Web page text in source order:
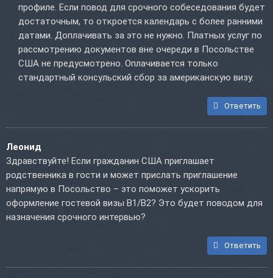
профиле. Если повод для срочного собеседования будет
достаточным, то откроется календарь с более ранними
датами. Доплачивать за это не нужно. Платных услуг по
рассмотрению документов вне очереди в Посольстве
США не предусмотрено. Оплачивается только
стандартный консульский сбор за американскую визу.
Ответить
Леонид
Здравствуйте! Если гражданин США приглашает
родственника в гости и может прислать приглашение
напрямую в Посольство – это поможет ускорить
оформление гостевой визы B1/B2? Это будет поводом для
назначения срочного интервью?
Ответить